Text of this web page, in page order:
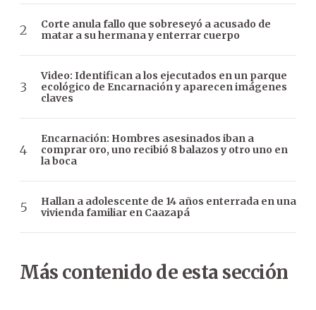
Corte anula fallo que sobreseyó a acusado de
matar a su hermana y enterrar cuerpo
Video: Identifican a los ejecutados en un parque
ecológico de Encarnación y aparecen imágenes
claves
Encarnación: Hombres asesinados iban a
comprar oro, uno recibió 8 balazos y otro uno en
la boca
Hallan a adolescente de 14 años enterrada en una
vivienda familiar en Caazapá
Más contenido de esta sección